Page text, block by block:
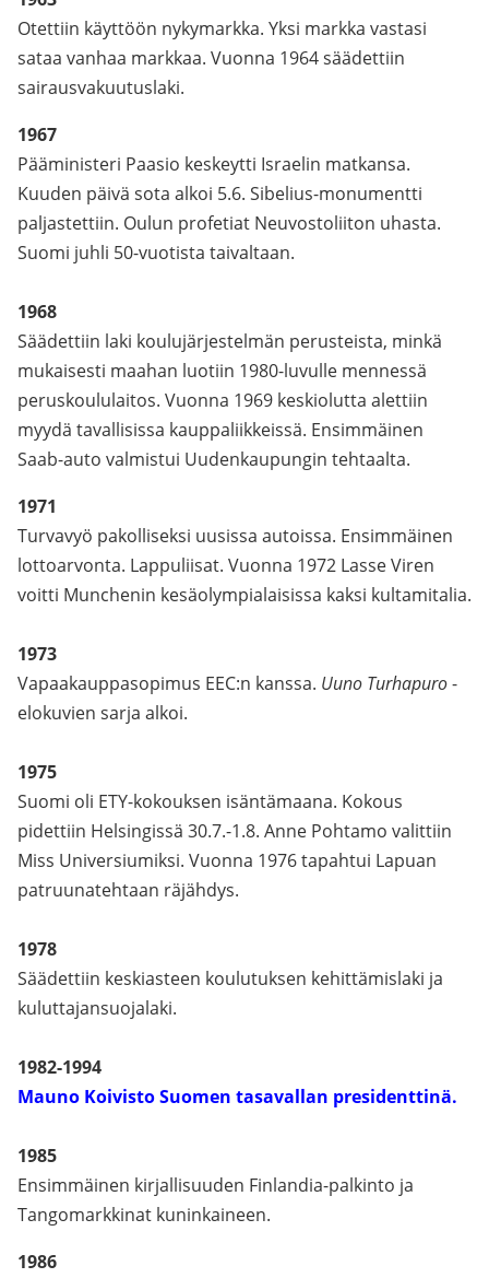
Otettiin käyttöön nykymarkka. Yksi markka vastasi
sataa vanhaa markkaa. Vuonna 1964 säädettiin
sairausvakuutuslaki.
1967
Pääministeri Paasio keskeytti Israelin matkansa.
Kuuden päivä sota alkoi 5.6. Sibelius-monumentti
paljastettiin. Oulun profetiat Neuvostoliiton uhasta.
Suomi juhli 50-vuotista taivaltaan.
1968
Säädettiin laki koulujärjestelmän perusteista, minkä
mukaisesti maahan luotiin 1980-luvulle mennessä
peruskoululaitos. Vuonna 1969 keskiolutta alettiin
myydä tavallisissa kauppaliikkeissä. Ensimmäinen
Saab-auto valmistui Uudenkaupungin tehtaalta.
1971
Turvavyö pakolliseksi uusissa autoissa. Ensimmäinen
lottoarvonta. Lappuliisat. Vuonna 1972 Lasse Viren
voitti Munchenin kesäolympialaisissa kaksi kultamitalia.
1973
Vapaakauppasopimus EEC:n kanssa. Uuno Turhapuro-
elokuvien sarja alkoi.
1975
Suomi oli ETY-kokouksen isäntämaana. Kokous
pidettiin Helsingissä 30.7.-1.8. Anne Pohtamo valittiin
Miss Universiumiksi. Vuonna 1976 tapahtui Lapuan
patruunatehtaan räjähdys.
1978
Säädettiin keskiasteen koulutuksen kehittämislaki ja
kuluttajansuojalaki.
1982-1994
Mauno Koivisto Suomen tasavallan presidenttinä.
1985
Ensimmäinen kirjallisuuden Finlandia-palkinto ja
Tangomarkkinat kuninkaineen.
1986